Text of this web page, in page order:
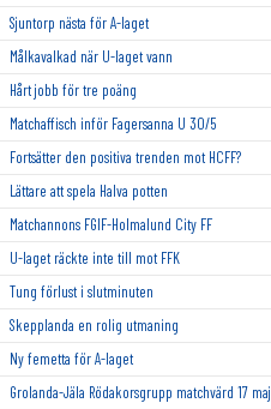
Sjuntorp nästa för A-laget
Målkavalkad när U-laget vann
Hårt jobb för tre poäng
Matchaffisch inför Fagersanna U 30/5
Fortsätter den positiva trenden mot HCFF?
Lättare att spela Halva potten
Matchannons FGIF-Holmalund City FF
U-laget räckte inte till mot FFK
Tung förlust i slutminuten
Skepplanda en rolig utmaning
Ny femetta för A-laget
Grolanda-Jäla Rödakorsgrupp matchvärd 17 maj